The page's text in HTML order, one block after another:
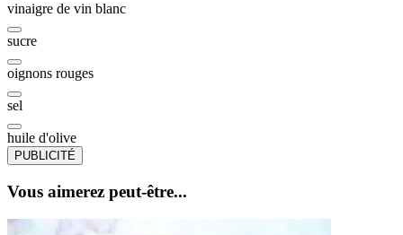
vinaigre de vin blanc
sucre
oignons rouges
sel
huile d'olive
PUBLICITÉ
Vous aimerez peut-être...